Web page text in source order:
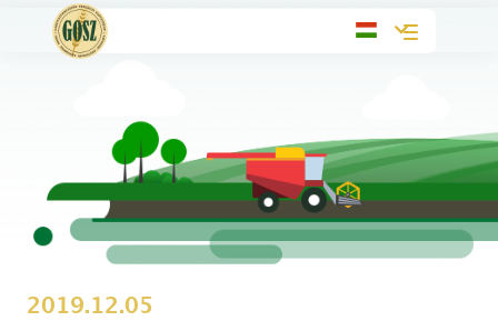
Toggle
2019.12.05